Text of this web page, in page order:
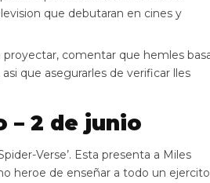
que debutaran en cines y
comentar que hemles
que asegurarles de verificar lles
– 2 de junio
Verse’. Esta presenta a Miles
heroe de enseñar a todo un